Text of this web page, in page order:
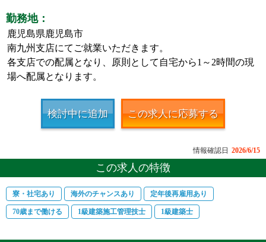
勤務地：
鹿児島県鹿児島市
南九州支店にてご就業いただきます。
各支店での配属となり、原則として自宅から1～2時間の現
場へ配属となります。
検討中に追加 この求人に応募する
情報確認日 2026/6/15
この求人の特徴
寮・社宅あり 海外のチャンスあり 定年後再雇用あり
70歳まで働ける 1級建築施工管理技士 1級建築士